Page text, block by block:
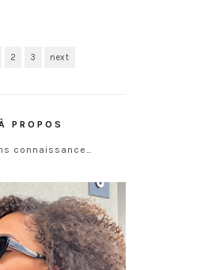
2 3 next
PROPOS
connaissance…